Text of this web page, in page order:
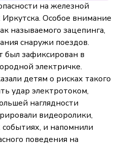
на железной
Особое внимание
называемого зацепинга,
снаружи поездов.
был зафиксирован в
электричке.
детям о рисках такого
удар электротоком,
наглядности
видеоролики,
и напомнили
поведения на